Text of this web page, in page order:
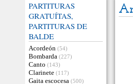
PARTITURAS
GRATUÍTAS,
PARTITURAS DE
BALDE
Acordeón (54)
Bombarda (227)
Canto (143)
Clarinete (117)
Gaita escocesa (500)